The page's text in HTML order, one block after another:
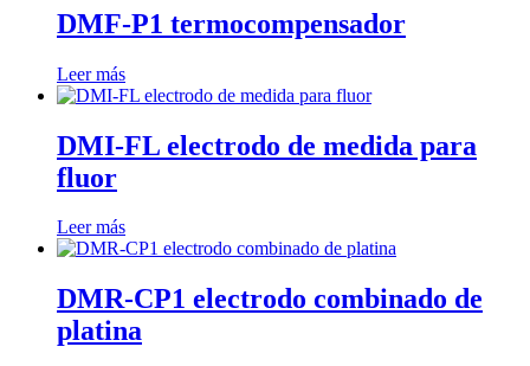
DMF-P1 termocompensador
Leer más
DMI-FL electrodo de medida para
fluor
Leer más
DMR-CP1 electrodo combinado de
platina